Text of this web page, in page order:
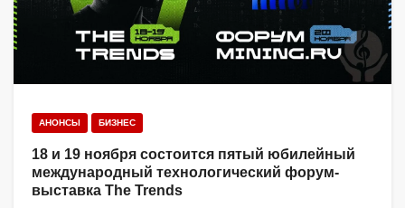
АНОНСЫ БИЗНЕС
18 и 19 ноября состоится пятый юбилейный
международный технологический форум-
выставка The Trends